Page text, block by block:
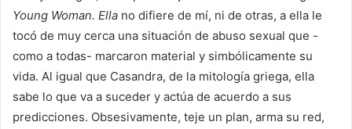
Young Woman. Ella no difiere de mí, ni de otras, a ella le
tocó de muy cerca una situación de abuso sexual que -
como a todas- marcaron material y simbólicamente su
vida. Al igual que Casandra, de la mitología griega, ella
sabe lo que va a suceder y actúa de acuerdo a sus
predicciones. Obsesivamente, teje un plan, arma su red,